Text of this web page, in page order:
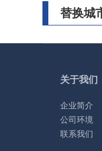
替换城
关于我们
企业简介
公司环境
联系我们